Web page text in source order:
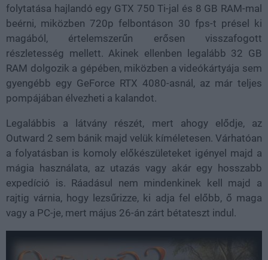
folytatása hajlandó egy GTX 750 Ti-jal és 8 GB RAM-mal
beérni, miközben 720p felbontáson 30 fps-t présel ki
magából, értelemszerűn erősen visszafogott
részletesség mellett. Akinek ellenben legalább 32 GB
RAM dolgozik a gépében, miközben a videókártyája sem
gyengébb egy GeForce RTX 4080-asnál, az már teljes
pompájában élvezheti a kalandot.
Legalábbis a látvány részét, mert ahogy elődje, az
Outward 2 sem bánik majd velük kíméletesen. Várhatóan
a folyatásban is komoly előkészületeket igényel majd a
mágia használata, az utazás vagy akár egy hosszabb
expedíció is. Ráadásul nem mindenkinek kell majd a
rajtig várnia, hogy lezsűrizze, ki adja fel előbb, ő maga
vagy a PC-je, mert május 26-án zárt bétateszt indul.